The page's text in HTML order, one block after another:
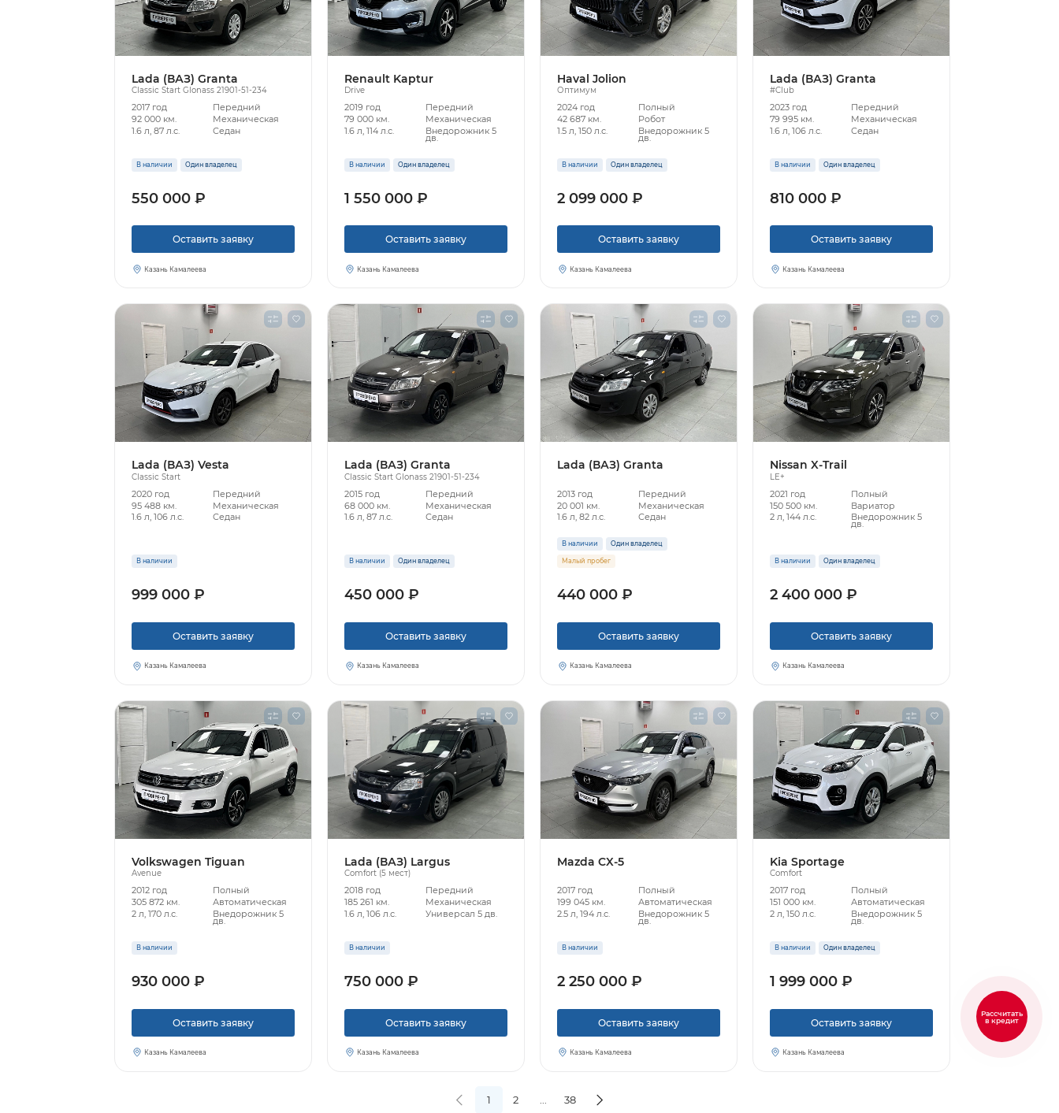
Lada (ВАЗ) Granta
Classic Start Glonass 21901-51-234
2017 год
Передний
92 000 км.
Механическая
1.6 л, 87 л.с.
Седан
В наличии Один владелец
550 000 ₽
Оставить заявку
Казань Камалеева
Renault Kaptur
Drive
2019 год
Передний
79 000 км.
Механическая
1.6 л, 114 л.с.
Внедорожник 5
дв.
В наличии Один владелец
1 550 000 ₽
Оставить заявку
Казань Камалеева
Haval Jolion
Оптимум
2024 год
Полный
42 687 км.
Робот
1.5 л, 150 л.с.
Внедорожник 5
дв.
В наличии Один владелец
2 099 000 ₽
Оставить заявку
Казань Камалеева
Lada (ВАЗ) Granta
#Club
2023 год
Передний
79 995 км.
Механическая
1.6 л, 106 л.с.
Седан
В наличии Один владелец
810 000 ₽
Оставить заявку
Казань Камалеева
Lada (ВАЗ) Vesta
Classic Start
2020 год
Передний
95 488 км.
Механическая
1.6 л, 106 л.с.
Седан
В наличии
999 000 ₽
Оставить заявку
Казань Камалеева
Lada (ВАЗ) Granta
Classic Start Glonass 21901-51-234
2015 год
Передний
68 000 км.
Механическая
1.6 л, 87 л.с.
Седан
В наличии Один владелец
450 000 ₽
Оставить заявку
Казань Камалеева
Lada (ВАЗ) Granta
2013 год
Передний
20 001 км.
Механическая
1.6 л, 82 л.с.
Седан
В наличии Один владелец
Малый пробег
440 000 ₽
Оставить заявку
Казань Камалеева
Nissan X-Trail
LE+
2021 год
Полный
150 500 км.
Вариатор
2 л, 144 л.с.
Внедорожник 5
дв.
В наличии Один владелец
2 400 000 ₽
Оставить заявку
Казань Камалеева
Volkswagen Tiguan
Avenue
2012 год
Полный
305 872 км.
Автоматическая
2 л, 170 л.с.
Внедорожник 5
дв.
В наличии
930 000 ₽
Оставить заявку
Казань Камалеева
Lada (ВАЗ) Largus
Comfort (5 мест)
2018 год
Передний
185 261 км.
Механическая
1.6 л, 106 л.с.
Универсал 5 дв.
В наличии
750 000 ₽
Оставить заявку
Казань Камалеева
Mazda CX-5
2017 год
Полный
199 045 км.
Автоматическая
2.5 л, 194 л.с.
Внедорожник 5
дв.
В наличии
2 250 000 ₽
Оставить заявку
Казань Камалеева
Kia Sportage
Comfort
2017 год
Полный
151 000 км.
Автоматическая
2 л, 150 л.с.
Внедорожник 5
дв.
В наличии Один владелец
1 999 000 ₽
Оставить заявку
Казань Камалеева
1 2 ... 38
Рассчитать
в кредит